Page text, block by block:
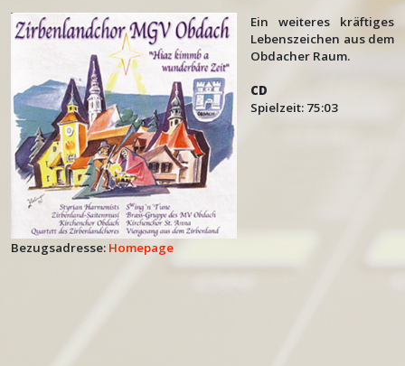
Ein weiteres kräftiges
Lebenszeichen aus dem
Obdacher Raum.
CD
Spielzeit: 75:03
Bezugsadresse: Homepage